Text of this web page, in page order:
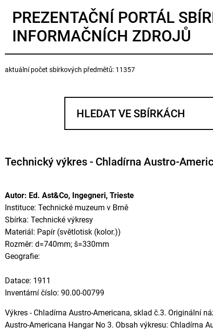
PREZENTAČNÍ PORTÁL
INFORMAČNÍCH ZDROJŮ
aktuální počet sbírkových předmětů: 11357
Technický výkres - Chladírna Austro-
Autor: Ed. Ast&Co, Ingegneri, Trieste
Instituce: Technické muzeum v Brně
Sbírka: Technické výkresy
Materiál: Papír (světlotisk (kolor.))
Rozměr: d=740mm; š=330mm
Geografie:
Datace: 1911
Inventární číslo: 90.00-00799
Výkres - Chladírna Austro-Americana, sklad č.3. Originální
Austro-Americana Hangar No 3. Obsah výkresu: Chladírna